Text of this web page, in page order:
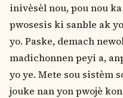
inivѐsѐl nou, pou nou
pwosesis ki sanble ak
yo. Paske, demach
madichonnen peyi a,
yo ye. Mete sou sistѐm
jouke nan yon pwojѐ